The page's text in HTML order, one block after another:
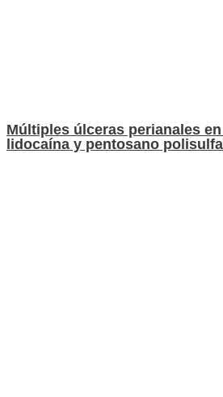
Múltiples úlceras perianales
lidocaína y pentosano